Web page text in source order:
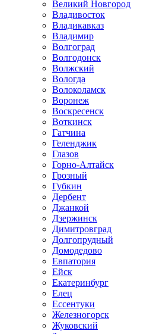
Великий Новгород
Владивосток
Владикавказ
Владимир
Волгоград
Волгодонск
Волжский
Вологда
Волоколамск
Воронеж
Воскресенск
Воткинск
Гатчина
Геленджик
Глазов
Горно-Алтайск
Грозный
Губкин
Дербент
Джанкой
Дзержинск
Димитровград
Долгопрудный
Домодедово
Евпатория
Ейск
Екатеринбург
Елец
Ессентуки
Железногорск
Жуковский